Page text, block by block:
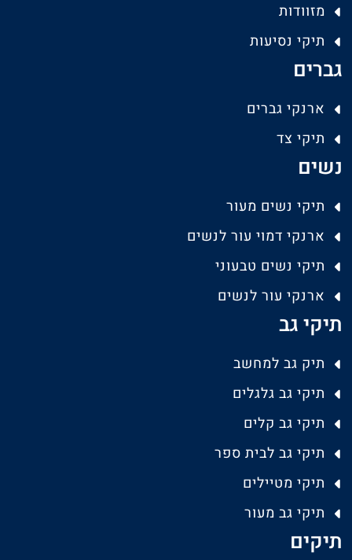
מזוודות
תיקי נסיעות
גברים
ארנקי גברים
תיקי צד
נשים
תיקי נשים מעור
ארנקי דמוי עור לנשים
תיקי נשים טבעוני
ארנקי עור לנשים
תיקי גב
תיק גב למחשב
תיקי גב גלגלים
תיקי גב קלים
תיקי גב לבית ספר
תיקי מטיילים
תיקי גב מעור
תיקים